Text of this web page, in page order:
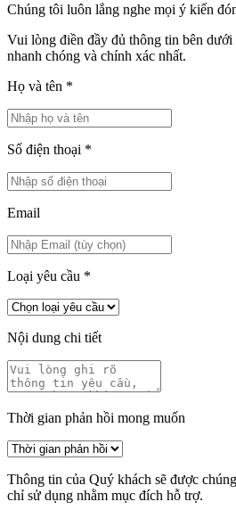
Chúng tôi luôn lắng nghe mọi ý kiến
Vui lòng điền đầy đủ thông tin bên
nhanh chóng và chính xác nhất.
Họ và tên *
Số điện thoại *
Email
Loại yêu cầu *
Nội dung chi tiết
Thời gian phản hồi mong muốn
Thông tin của Quý khách sẽ được
chỉ sử dụng nhằm mục đích hỗ trợ.